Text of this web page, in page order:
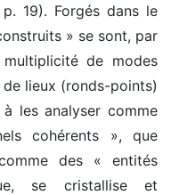
19). Forgés dans le
» se sont, par
de modes
lieux (ronds-points)
les analyser comme
cohérents », que
des « entités
se cristallise et